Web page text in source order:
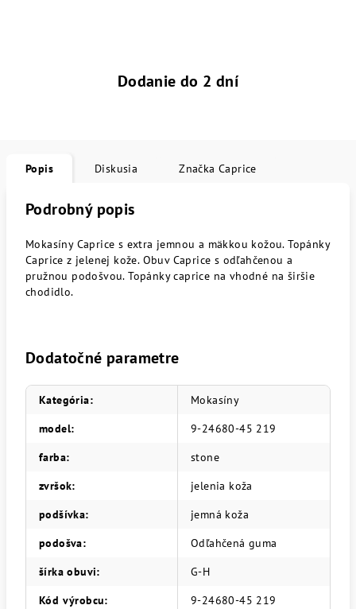
Dodanie do 2 dní
Popis Diskusia Značka Caprice
Podrobný popis
Mokasíny Caprice s extra jemnou a mäkkou kožou. Topánky
Caprice z jelenej kože. Obuv Caprice s odľahčenou a
pružnou podošvou. Topánky caprice na vhodné na širšie
chodidlo.
Dodatočné parametre
Kategória:
Mokasíny
model:
9-24680-45 219
farba:
stone
zvršok:
jelenia koža
podšívka:
jemná koža
podošva:
Odľahčená guma
šírka obuvi:
G-H
Kód výrobcu:
9-24680-45 219